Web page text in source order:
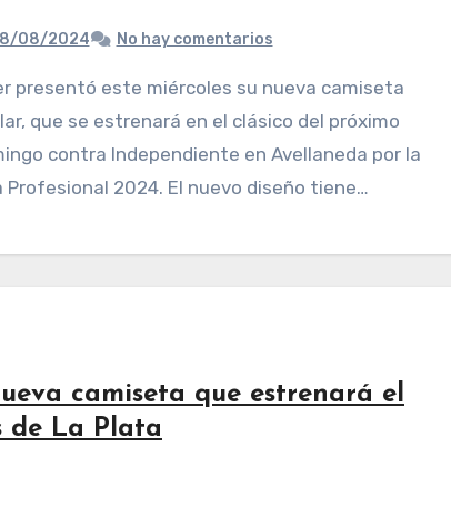
08/2024 No hay comentarios
que se estrenará en el clásico del próximo
contra Independiente en Avellaneda por la
Profesional 2024. El nuevo diseño tiene…
camiseta que estrenará el
de La Plata